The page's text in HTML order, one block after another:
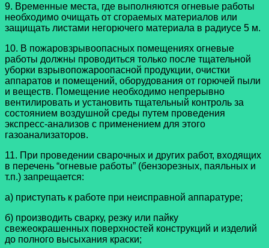
9. Временные места, где выполняются огневые работы
необходимо очищать от сгораемых материалов или
защищать листами негорючего материала в радиусе 5 м.
10. В пожаровзрывоопасных помещениях огневые
работы должны проводиться только после тщательной
уборки взрывопожароопасной продукции, очистки
аппаратов и помещений, оборудования от горючей пыли
и веществ. Помещение необходимо непрерывно
вентилировать и установить тщательный контроль за
состоянием воздушной среды путем проведения
экспресс-анализов с применением для этого
газоанализаторов.
11. При проведении сварочных и других работ, входящих
в перечень “огневые работы” (бензорезных, паяльных и
т.п.) запрещается:
а) приступать к работе при неисправной аппаратуре;
б) производить сварку, резку или пайку
свежеокрашенных поверхностей конструкций и изделий
до полного высыхания краски;